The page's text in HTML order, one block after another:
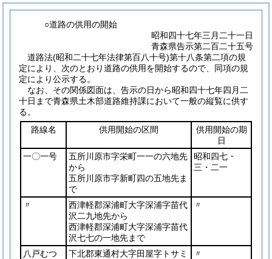
○道路の供用の開始
昭和四十七年三月二十一日
青森県告示第二百二十五号
道路法(昭和二十七年法律第百八十号)第十八条第二項の規
定により、次のとおり道路の供用を開始するので、同項の規
定により公示する。
なお、その関係図面は、告示の日から昭和四十七年四月二
十日まで青森県土木部道路維持課において一般の縦覧に供す
る。
路線名
供用開始の区間
供用開始の期
日
一〇一号
五所川原市字栄町一一の六地先
から
五所川原市字新町四の五地先ま
で
昭和四七・
三・二一
〃
西津軽郡深浦町大字深浦字苗代
沢二九地先から
西津軽郡深浦町大字深浦字苗代
沢七七の一地先まで
〃
八戸むつ
下北郡東通村大字田屋字トサミ
〃